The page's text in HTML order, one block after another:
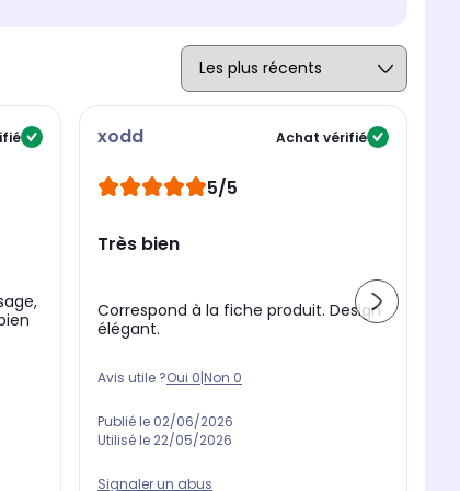
xodd Achat vérifié
5/5
Très bien
Correspond à la fiche produit. Design
élégant.
Avis utile ?Oui 0|Non 0
Publié le 02/06/2026
Utilisé le 22/05/2026
Signaler un abus